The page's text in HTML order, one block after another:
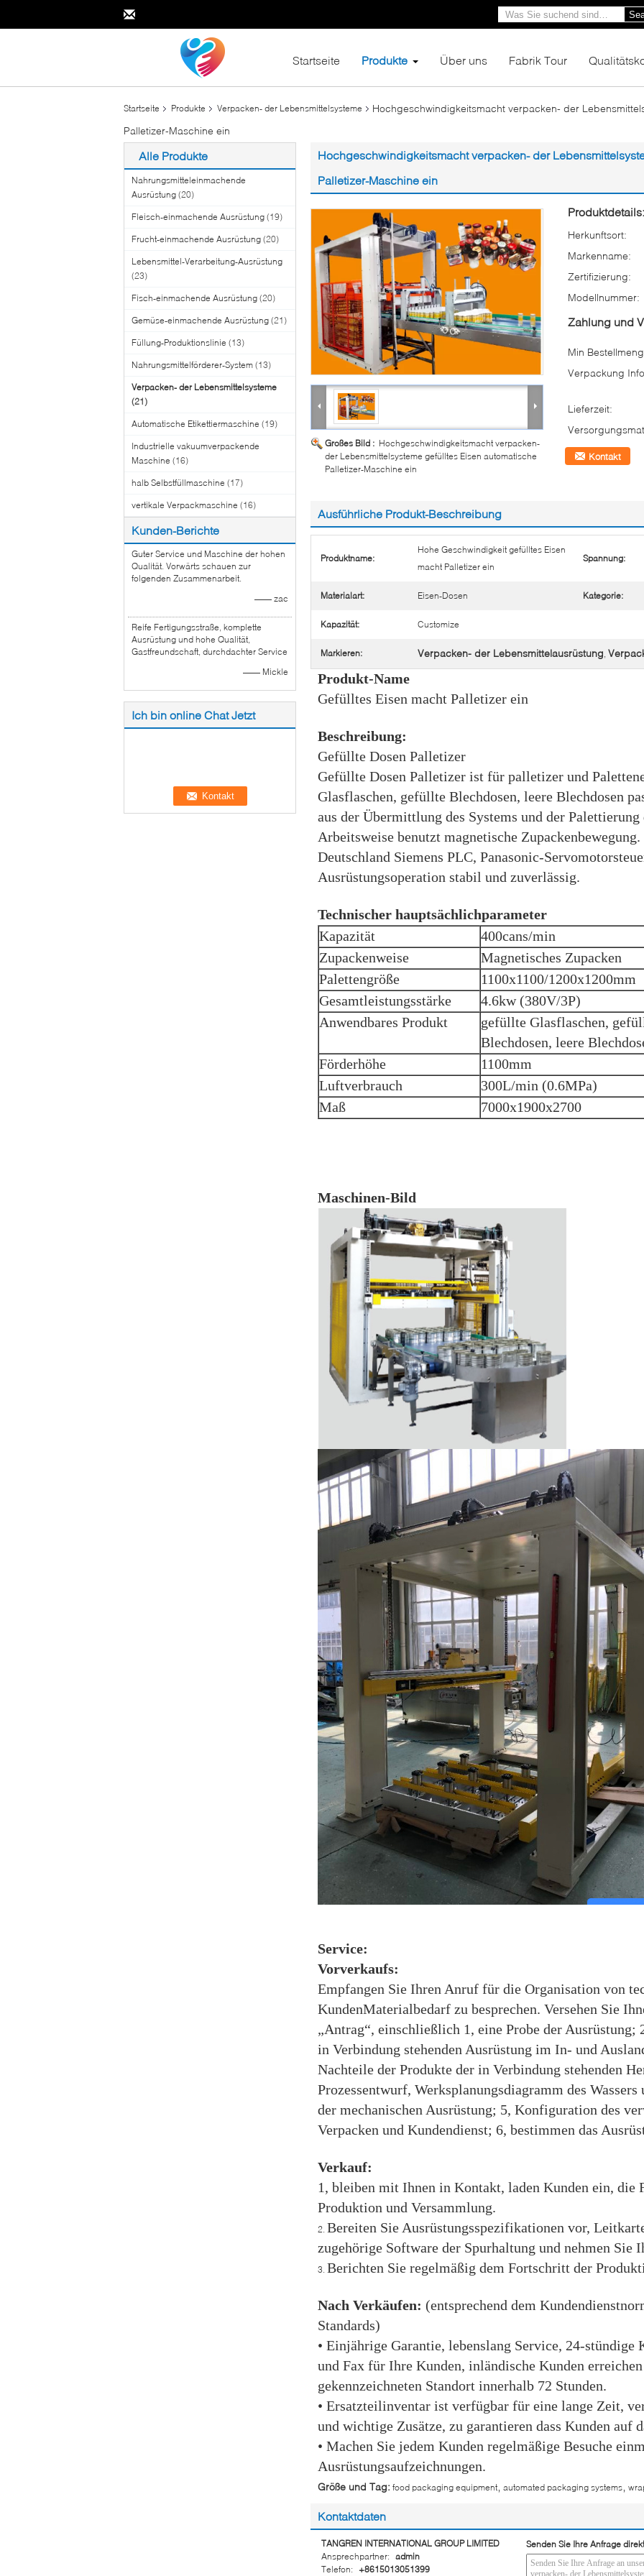
Startseite Produkte Über uns Fabrik Tour
Startseite Produkte Verpacken- der Lebensmittelsysteme
Hochgeschwindigkeitsmacht verpacken- der
Palletizer-Maschine ein
Alle Produkte
Nahrungsmitteleinmachende
Ausrüstung (20)
Fleisch-einmachende Ausrüstung (19)
Frucht-einmachende Ausrüstung (20)
Lebensmittel-Verarbeitung-Ausrüstung
(23)
Fisch-einmachende Ausrüstung (20)
Gemüse-einmachende Ausrüstung (21)
Füllung-Produktionslinie (13)
Nahrungsmittelförderer-System (13)
Verpacken- der Lebensmittelsysteme
(21)
Automatische Etikettiermaschine (19)
Industrielle vakuumverpackende
Maschine (16)
halb Selbstfüllmaschine (17)
vertikale Verpackmaschine (16)
Kunden-Berichte
Guter Service und Maschine der hohen
Qualität. Vorwärts schauen zur
folgenden Zusammenarbeit.
—— zac
Reife Fertigungsstraße, komplette
Ausrüstung und hohe Qualität,
Gastfreundschaft, durchdachter Service
—— Mickle
Ich bin online Chat Jetzt
Hochgeschwindigkeitsmacht verpacken- der
Palletizer-Maschine ein
Großes Bild : Hochgeschwindigkeitsmacht verpacken-
der Lebensmittelsysteme gefülltes Eisen automatische
Palletizer-Maschine ein
Produktdetails:
Herkunftsort:
Markenname:
Zertifizierung:
Modellnummer:
Zahlung und
Min
Verpackung
Lieferzeit:
Kontakt
Ausführliche Produkt-Beschreibung
Produktname:
Hohe Geschwindigkeit gefülltes Eisen
macht Palletizer ein
Spannung:
Materialart: Eisen-Dosen Kategorie:
Kapazität: Customize
Markieren: Verpacken- der Lebensmittelausrüstung,
Produkt-Name
Gefülltes Eisen macht Palletizer ein
Beschreibung:
Gefüllte Dosen Palletizer
Gefüllte Dosen Palletizer ist für palletizer und
Glasflaschen, gefüllte Blechdosen, leere Blechdosen
aus der Übermittlung des Systems und der Palettierung
Arbeitsweise benutzt magnetische
Deutschland Siemens PLC, Panasonic-
Ausrüstungsoperation stabil und zuverlässig.
Technischer hauptsächlichparameter
Kapazität
400cans/min
Zupackenweise
Magnetisches Zupacken
Palettengröße
1100x1100/1200x1200mm
Gesamtleistungsstärke
4.6kw (380V/3P)
Anwendbares Produkt
gefüllte Glasflaschen,
Blechdosen, leere
Förderhöhe
1100mm
Luftverbrauch
300L/min (0.6MPa)
Maß
7000x1900x2700
Maschinen-Bild
Service:
Vorverkaufs:
Empfangen Sie Ihren Anruf für die Organisation von
KundenMaterialbedarf zu besprechen. Versehen Sie
„Antrag“, einschließlich 1, eine Probe der Ausrüstung;
in Verbindung stehenden Ausrüstung im In- und
Nachteile der Produkte der in Verbindung stehenden
Prozessentwurf, Werksplanungsdiagramm des
der mechanischen Ausrüstung; 5, Konfiguration des
Verpacken und Kundendienst; 6, bestimmen das
Verkauf:
1, bleiben mit Ihnen in Kontakt, laden Kunden ein, die
Produktion und Versammlung.
2. Bereiten Sie Ausrüstungsspezifikationen vor,
zugehörige Software der Spurhaltung und nehmen Sie
3. Berichten Sie regelmäßig dem Fortschritt der
Nach Verkäufen: (entsprechend dem
Standards)
• Einjährige Garantie, lebenslang Service, 24-stündige
und Fax für Ihre Kunden, inländische Kunden
gekennzeichneten Standort innerhalb 72 Stunden.
• Ersatzteilinventar ist verfügbar für eine lange Zeit,
und wichtige Zusätze, zu garantieren dass Kunden auf
• Machen Sie jedem Kunden regelmäßige Besuche
Ausrüstungsaufzeichnungen.
Größe und Tag: food packaging equipment automated packaging systems
Kontaktdaten
TANGREN INTERNATIONAL GROUP LIMITED
Ansprechpartner: admin
Telefon:
+8615013051399
Senden Sie Ihre Anfrage